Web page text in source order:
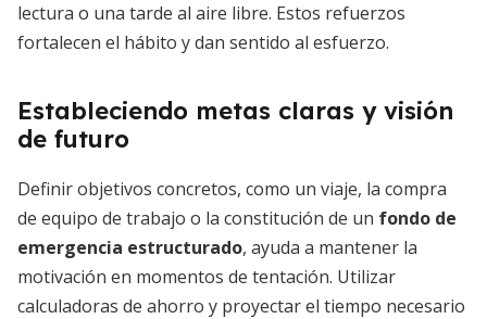
lectura o una tarde al aire libre. Estos refuerzos
fortalecen el hábito y dan sentido al esfuerzo.
Estableciendo metas claras y visión
de futuro
Definir objetivos concretos, como un viaje, la compra
de equipo de trabajo o la constitución de un fondo de
emergencia estructurado, ayuda a mantener la
motivación en momentos de tentación. Utilizar
calculadoras de ahorro y proyectar el tiempo necesario